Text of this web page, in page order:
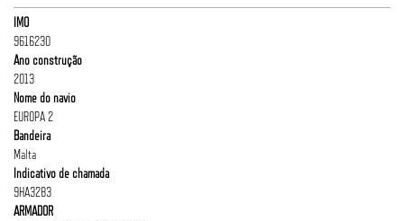
IMO
9616230
Ano construção
2013
Nome do navio
EUROPA 2
Bandeira
Malta
Indicativo de chamada
9HA3283
ARMADOR